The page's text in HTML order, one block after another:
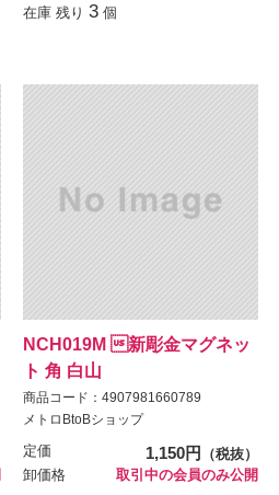
在庫 残り 3 個
NCH019M 新彫金マグネッ
ト 角 白山
商品コード：4907981660789
メトロBtoBショップ
定価 1,150円
（税抜）
卸価格
取引中の会員のみ公開